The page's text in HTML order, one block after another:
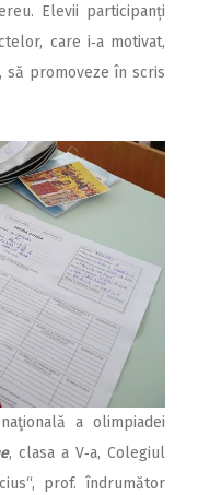
Elevii participanți
care i‑a motivat,
promoveze în scris
a olimpiadei
, clasa a V‑a, Colegiul
prof. îndrumător